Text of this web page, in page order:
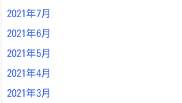
2021年7月
2021年6月
2021年5月
2021年4月
2021年3月